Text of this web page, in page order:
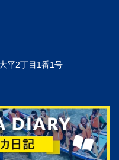
平2丁目1番1号